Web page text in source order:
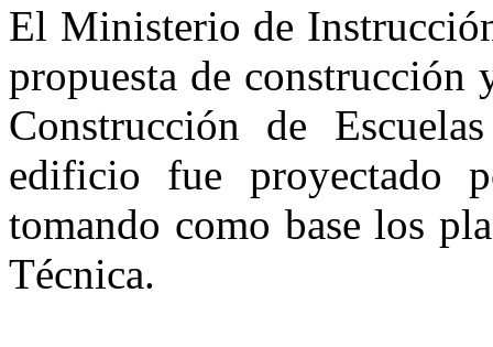
El Ministerio de
propuesta de construcción
Construcción de
edificio fue proyectado
tomando como base los
Técnica.